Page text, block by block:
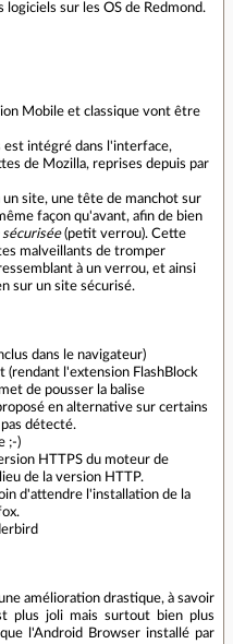
sur les OS de Redmond.
Mobile et classique vont être
est intégré dans l'interface,
de Mozilla, reprises depuis par
site, une tête de manchot sur
façon qu'avant, afin de bien
sécurisée(petit verrou). Cette
malveillants de tromper
à un verrou, et ainsi
sur un site sécurisé.
dans le navigateur)
(rendant l'extension FlashBlock
de pousser la balise
en alternative sur certains
détecté.
;-)
HTTPS du moteur de
de la version HTTP.
d'attendre l'installation de la
amélioration drastique, à savoir
plus joli mais surtout bien plus
l'Android Browser installé par